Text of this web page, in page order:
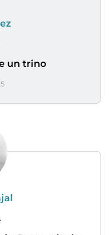
un trino